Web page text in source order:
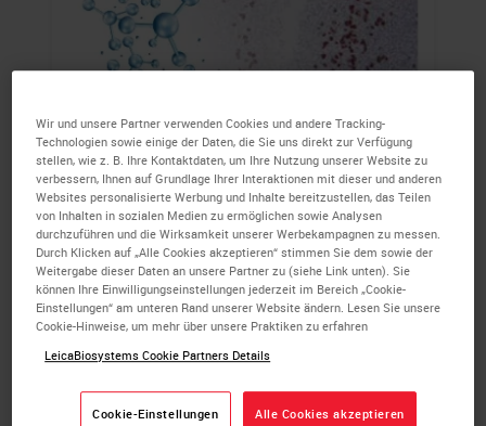
Novocastra ISH-Sonden
Novocastra ISH-Sonden in Verbindung mit
Detektionssystemen und Hilfsreagenzien
bieten eine vollständige Lösung zur
zuverlässigen Detektion von RNA-
Sequenzen.
ERFAHREN SIE MEHR
Wir und unsere Partner verwenden Cookies und andere Tracking-
Technologien sowie einige der Daten, die Sie uns direkt zur Verfügung
stellen, wie z. B. Ihre Kontaktdaten, um Ihre Nutzung unserer Website zu
verbessern, Ihnen auf Grundlage Ihrer Interaktionen mit dieser und anderen
Websites personalisierte Werbung und Inhalte bereitzustellen, das Teilen
von Inhalten in sozialen Medien zu ermöglichen sowie Analysen
durchzuführen und die Wirksamkeit unserer Werbekampagnen zu messen.
Durch Klicken auf „Alle Cookies akzeptieren“ stimmen Sie dem sowie der
Weitergabe dieser Daten an unsere Partner zu (siehe Link unten). Sie
können Ihre Einwilligungseinstellungen jederzeit im Bereich „Cookie-
Einstellungen“ am unteren Rand unserer Website ändern. Lesen Sie unsere
Cookie-Hinweise, um mehr über unsere Praktiken zu erfahren
LeicaBiosystems Cookie Partners Details
Cookie-Einstellungen Alle Cookies akzeptieren